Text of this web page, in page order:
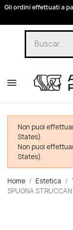
Gli ordini effettuati a
Non puoi
States).
Non puoi
States).
Home Estetica
SPUGNA